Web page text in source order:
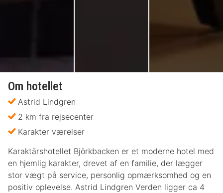
Om hotellet
Astrid Lindgren
2 km fra rejsecenter
Karakter værelser
Karaktärshotellet Björkbacken er et moderne hotel med
en hjemlig karakter, drevet af en familie, der lægger
stor vægt på service, personlig opmærksomhed og en
positiv oplevelse. Astrid Lindgren Verden ligger ca 4